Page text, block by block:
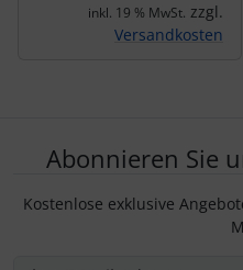
inkl. 19 % MwSt. zzgl.
Versandkosten
Abonnieren Sie
Kostenlose exklusive